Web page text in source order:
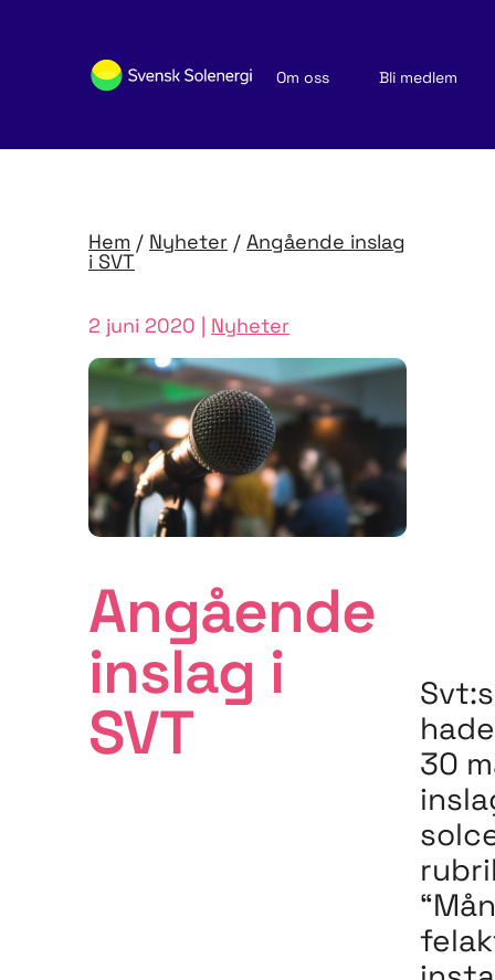
Om oss
Bli medlem
Nyheter och publikationer
Hem / Nyheter / Angående inslag
i SVT
2 juni 2020 | Nyheter
Angående
inslag i
SVT
30